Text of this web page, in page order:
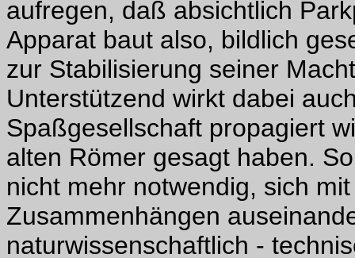
aufregen, daß absichtlich
Apparat baut also, bildlich
zur Stabilisierung seiner
Unterstützend wirkt dabei
Spaßgesellschaft propagiert
alten Römer gesagt haben.
nicht mehr notwendig, sich
Zusammenhängen
naturwissenschaftlich -